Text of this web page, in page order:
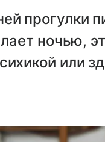
прогулки
ночью,
или